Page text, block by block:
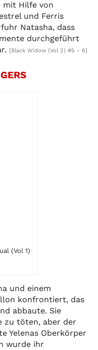
mit Hilfe von
und Ferris
Natasha, dass
durchgeführt
[Black Widow (Vol 2) #5 - 6]
(Vol 1)
und einem
konfrontiert, das
abbaute. Sie
zu töten, aber der
Yelenas Oberkörper
wurde ihr